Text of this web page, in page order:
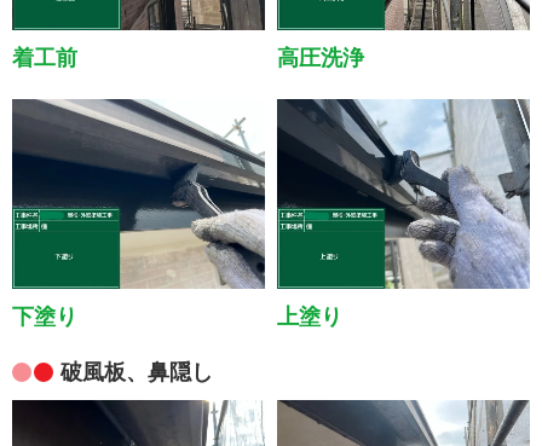
着工前 高圧洗浄
下塗り 上塗り
破風板、鼻隠し